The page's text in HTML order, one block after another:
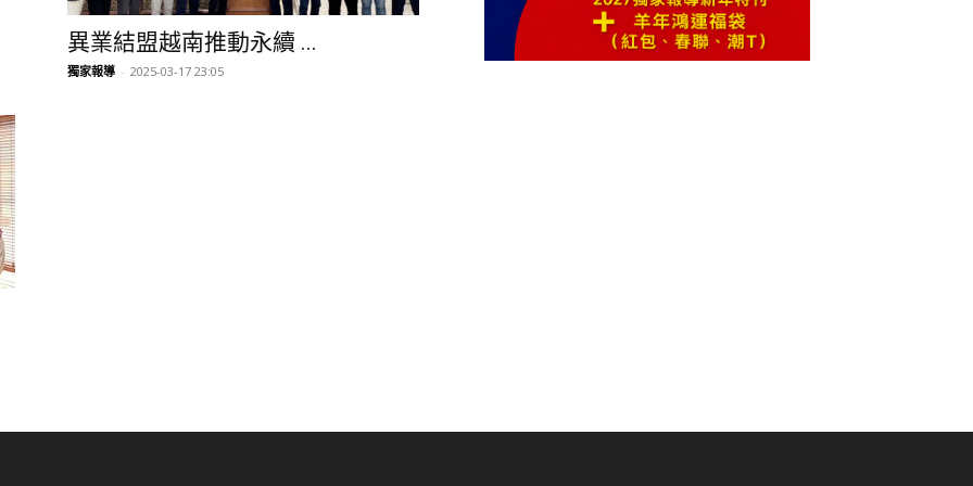
異業結盟越南推動永續 ...
獨家報導 - 2025-03-17 23:05